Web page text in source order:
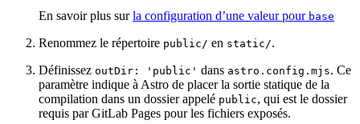
En savoir plus surla configuration d’une valeur pour base
Renommez le répertoire public/ en static/.
Définissez outDir: 'public' dans astro.config.mjs. Ce
paramètre indique à Astro de placer la sortie statique de la
compilation dans un dossier appelé public, qui est le dossier
requis par GitLab Pages pour les fichiers exposés.